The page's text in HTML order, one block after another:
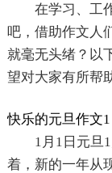
在学习、工
吧，借助作文人
就毫无头绪？以
望对大家有所帮
快乐的元旦作文1
1月1日元旦
着，新的一年从